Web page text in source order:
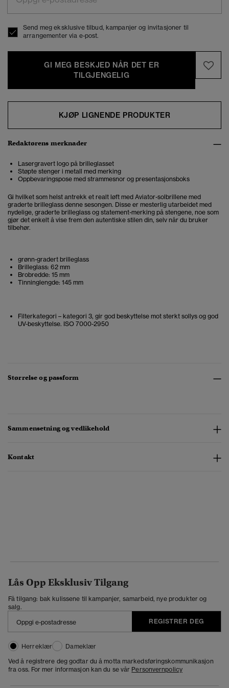
Send meg eksklusive tilbud, kampanjer og invitasjoner til
arrangementer via e-post.
GI MEG BESKJED NÅR DET ER
TILGJENGELIG
KJØP LIGNENDE PRODUKTER
Redaktørens merknader
Lasergravert logo på brilleglasset
Støpte stenger i metall med merking
Oppbevaringspose med strammesnor og presentasjonsboks
Gi hvilket som helst antrekk et realt løft med Aviator-solbrillene med
graderte brilleglass denne sesongen. Disse er mesterlig utarbeidet med
nydelige, graderte brilleglass og statement-merking på stengene, noe som
gjør det enkelt å vise frem den autentiske stilen din, selv når du bruker
tilbehør.
grønn-gradert brilleglass
Brilleglass: 62 mm
Brobredde: 15 mm
Tinninglengde: 145 mm
Filterkategori – kategori 3, gir god beskyttelse mot sterkt sollys og god
UV-beskyttelse. ISO 7000-2950
Størrelse og passform
Sammensetning og vedlikehold
Kontakt
Lås Opp Eksklusiv Tilgang
Få tilgang: bak kulissene til kampanjer, samarbeid, nye produkter og
salg.
REGISTRER DEG
Herreklær
Dameklær
Ved å registrere deg godtar du å motta markedsføringskommunikasjon
fra oss. For mer informasjon kan du se vår Personvernpolicy